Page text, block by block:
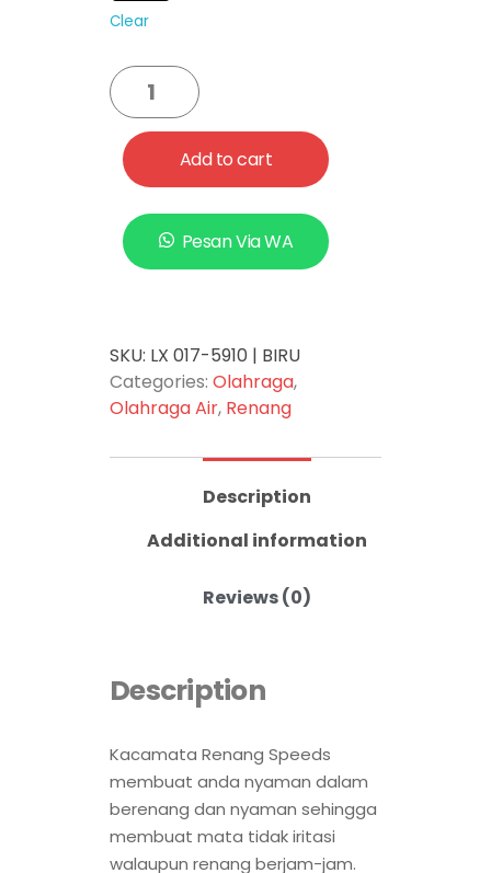
Clear
Add to cart
Pesan Via WA
SKU: LX 017-5910 | BIRU
Categories: Olahraga,
Olahraga Air, Renang
Description
Additional information
Reviews (0)
Description
Kacamata Renang Speeds
membuat anda nyaman dalam
berenang dan nyaman sehingga
membuat mata tidak iritasi
walaupun renang berjam-jam.